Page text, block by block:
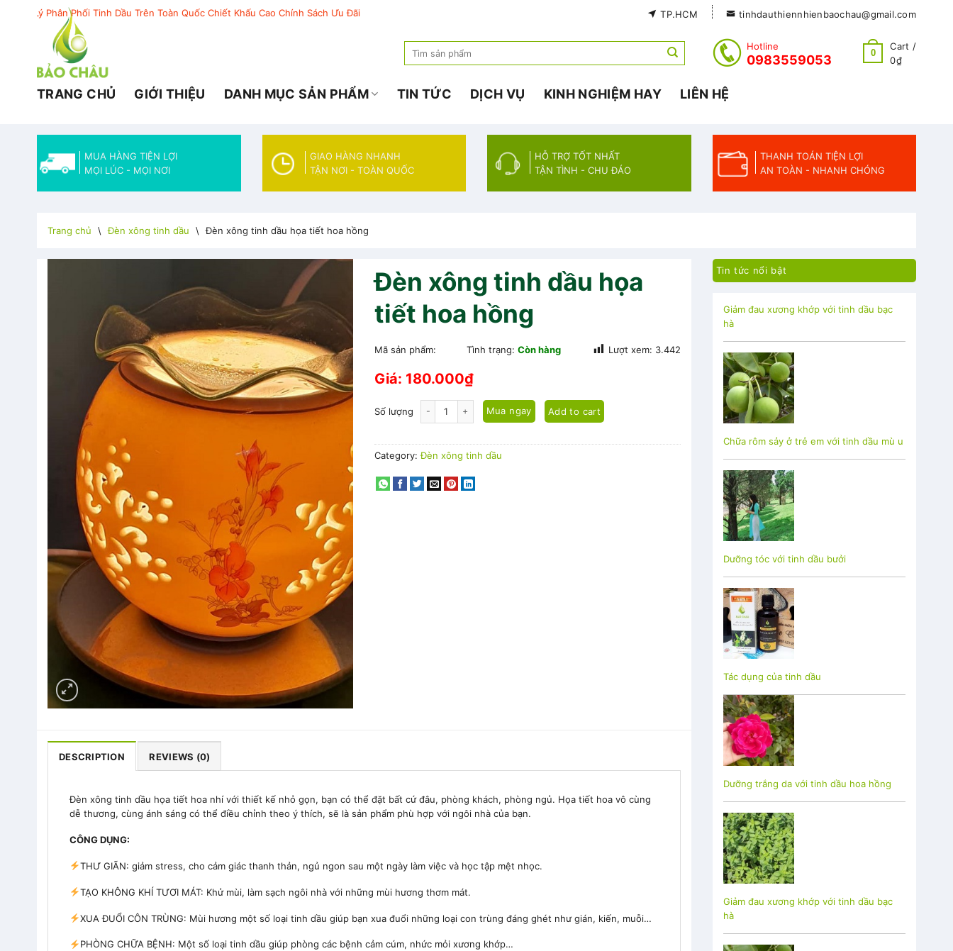
Phối Tinh Dầu Trên Toàn Quốc Chiết Khấu Cao Chính Sách Ưu Đãi TP.HCM tinhdauthiennhienbaochau@gmail.com
Search
Hotline
0983559053
Cart /
0₫
0
TRANG CHỦ GIỚI THIỆU DANH MỤC SẢN PHẨM TIN TỨC DỊCH VỤ KINH NGHIỆM HAY LIÊN HỆ
MUA HÀNG TIỆN LỢI
MỌI LÚC - MỌI NƠI
GIAO HÀNG NHANH
TẬN NƠI - TOÀN QUỐC
HỖ TRỢ TỐT NHẤT
TẬN TÌNH - CHU ĐÁO
THANH TOÁN TIỆN LỢI
AN TOÀN - NHANH CHÓNG
Trang chủ \ Đèn xông tinh dầu \ Đèn xông tinh dầu họa tiết hoa hồng
Tin tức nổi bật
Dưỡng trắng da với tinh dầu hoa hồng
Giảm đau xương khớp với tinh dầu bạc
hà
Chữa rôm sảy ở trẻ em với tinh dầu mù u
Dưỡng tóc với tinh dầu bưởi
Tác dụng của tinh dầu
Dưỡng trắng da với tinh dầu hoa hồng
Giảm đau xương khớp với tinh dầu bạc
hà
Đèn xông tinh dầu họa
tiết hoa hồng
Mã sản phẩm: Tình trạng: Còn hàng Lượt xem: 3.442
Giá: 180.000₫
Số lượng Đèn xông tinh dầu họa tiết hoa hồng quantity
Mua ngay Add to cart
Category:Đèn xông tinh dầu
DESCRIPTION REVIEWS (0)
Đèn xông tinh dầu họa tiết hoa nhí với thiết kế nhỏ gọn, bạn có thể đặt bất cứ đâu, phòng khách, phòng ngủ. Họa tiết hoa vô cùng
dễ thương, cùng ánh sáng có thể điều chỉnh theo ý thích, sẽ là sản phẩm phù hợp với ngôi nhà của bạn.
CÔNG DỤNG:
THƯ GIÃN: giảm stress, cho cảm giác thanh thản, ngủ ngon sau một ngày làm việc và học tập mệt nhọc.
TẠO KHÔNG KHÍ TƯƠI MÁT: Khử mùi, làm sạch ngôi nhà với những mùi hương thơm mát.
XUA ĐUỔI CÔN TRÙNG: Mùi hương một số loại tinh dầu giúp bạn xua đuổi những loại con trùng đáng ghét như gián, kiến, muỗi…
PHÒNG CHỮA BỆNH: Một số loại tinh dầu giúp phòng các bệnh cảm cúm, nhức mỏi xương khớp…